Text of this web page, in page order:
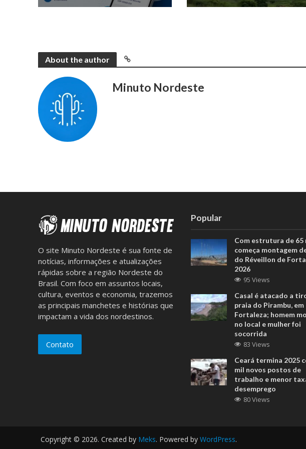
About the author
Minuto Nordeste
O site Minuto Nordeste é sua fonte de
notícias, informações e atualizações
rápidas sobre a região Nordeste do
Brasil. Com foco em assuntos locais,
cultura, eventos e economia, trazemos
as principais manchetes e histórias que
impactam a vida dos nordestinos.
Contato
Popular
Com estrutura de 65
começa montagem
do Réveillon de
2026
95 Views
Casal é atacado a
praia do Pirambu, em
Fortaleza; homem
no local e mulher foi
socorrida
83 Views
Ceará termina 2025
mil novos postos de
trabalho e menor
desemprego
80 Views
Copyright © 2026. Created by Meks. Powered by WordPress.